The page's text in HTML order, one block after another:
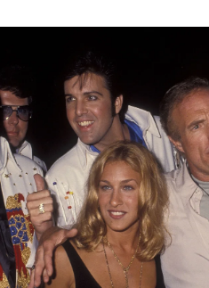
FOLLOW US
MAGAZINE